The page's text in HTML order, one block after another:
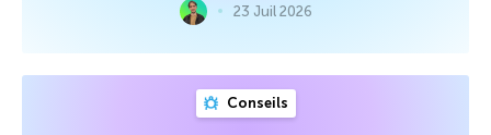
23 Juil 2026
Conseils